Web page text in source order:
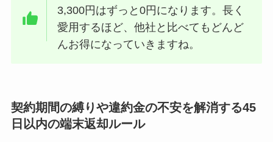
3,300円はずっと0円になります。長く
愛用するほど、他社と比べてもどんど
んお得になっていきますね。
契約期間の縛りや違約金の不安を解消する45
日以内の端末返却ルール